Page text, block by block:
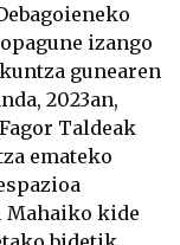
izango
gunearen
2023an,
Taldeak
emateko
Mahaiko kide